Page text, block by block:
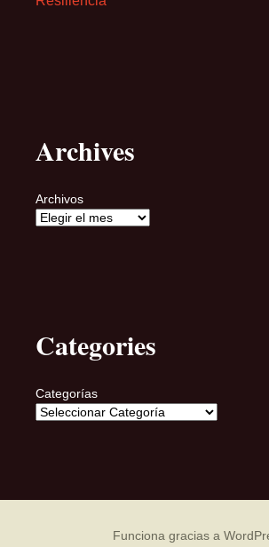
Archives
Archivos
Categories
Categorías
Funciona gracias a